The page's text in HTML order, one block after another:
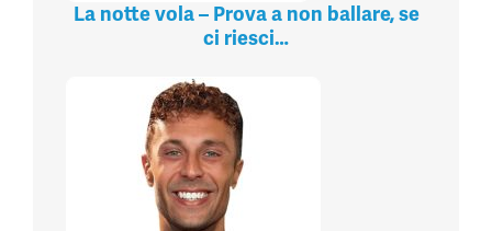
La notte vola – Prova a non ballare, se
ci riesci…